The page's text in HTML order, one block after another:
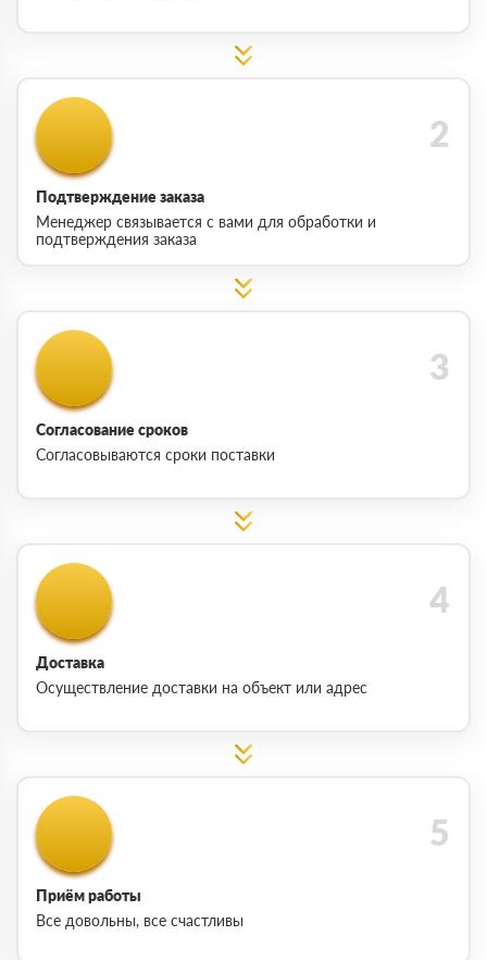
Подтверждение заказа
Менеджер связывается с вами для обработки и
подтверждения заказа
Согласование сроков
Согласовываются сроки поставки
Доставка
Осуществление доставки на объект или адрес
Приём работы
Все довольны, все счастливы